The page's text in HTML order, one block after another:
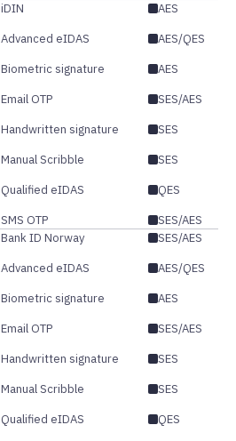
iDIN
AES
Advanced eIDAS
AES/QES
Biometric signature
AES
Email OTP
SES/AES
Handwritten signature
SES
Manual Scribble
SES
Qualified eIDAS
QES
SMS OTP
SES/AES
Bank ID Norway
SES/AES
Advanced eIDAS
AES/QES
Biometric signature
AES
Email OTP
SES/AES
Handwritten signature
SES
Manual Scribble
SES
Qualified eIDAS
QES